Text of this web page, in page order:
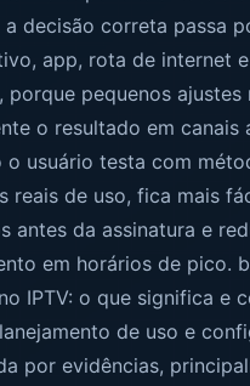
a decisão correta passa
app, rota de internet
porque pequenos ajustes
o resultado em canais
o usuário testa com
reais de uso, fica mais
antes da assinatura e
em horários de pico.
IPTV: o que significa e
de uso e
por evidências,